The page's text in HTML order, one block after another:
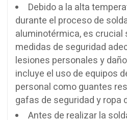
Debido a la alta
durante el proceso de
aluminotérmica, es crucial
medidas de seguridad
lesiones personales y
incluye el uso de equipos
personal como guantes
gafas de seguridad y ropa
Antes de realizar la